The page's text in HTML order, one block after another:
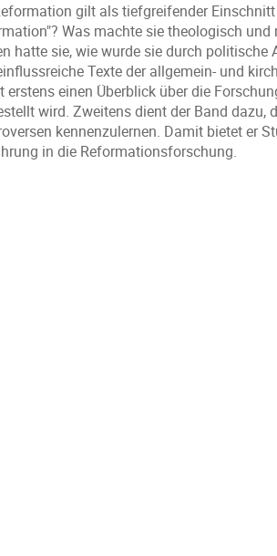
gilt als tiefgreifender
Was machte sie theologisch
hatte sie, wie wurde sie durch
Texte der allgemein- und
erstens einen Überblick über die
wird. Zweitens dient der Band
kennenzulernen. Damit bietet er
in die Reformationsforschung.